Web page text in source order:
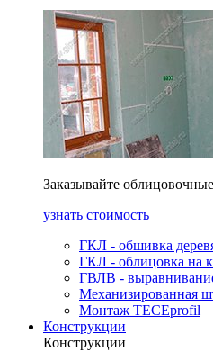
Заказывайте
узнать стоимость
ГКЛ - обшивка
ГКЛ - облицовка на
ГВЛВ -
Механизированная
Монтаж TECEprofil
Конструкции
Конструкции